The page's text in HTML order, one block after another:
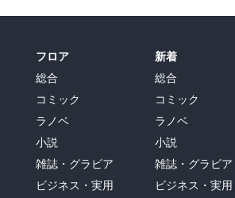
フロア
総合
コミック
ラノベ
小説
雑誌・グラビア
ビジネス・実用
新着
総合
コミック
ラノベ
小説
雑誌・グラビア
ビジネス・実用